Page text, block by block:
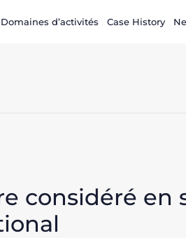
Domaines d’activités Case History
considéré en